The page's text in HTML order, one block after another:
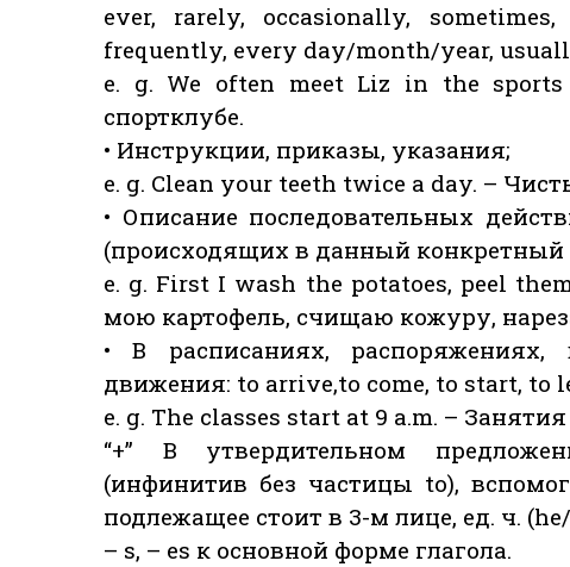
ever, rarely, occasionally,
frequently, every day/month/year,
e. g. We often meet Liz in the
спортклубе.
• Инструкции, приказы, указания;
e. g. Clean your teeth twice a day. –
• Описание последовательных
(происходящих в данный
e. g. First I wash the potatoes, peel
мою картофель, счищаю кожуру,
• В расписаниях,
движения: to arrive,to come, to start, to
e. g. The classes start at 9 a.m. –
“+” В утвердительном
(инфинитив без частицы to),
подлежащее стоит в 3-м лице, ед. ч.
– s, – es к основной форме глагола.